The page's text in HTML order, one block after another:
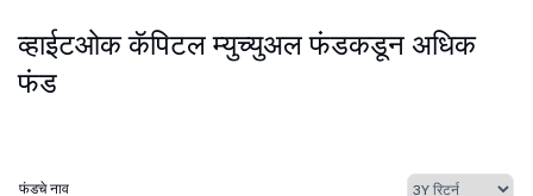
व्हाईटओक कॅपिटल म्युच्युअल फंडकडून अधिक
फंड
फंडचे नाव